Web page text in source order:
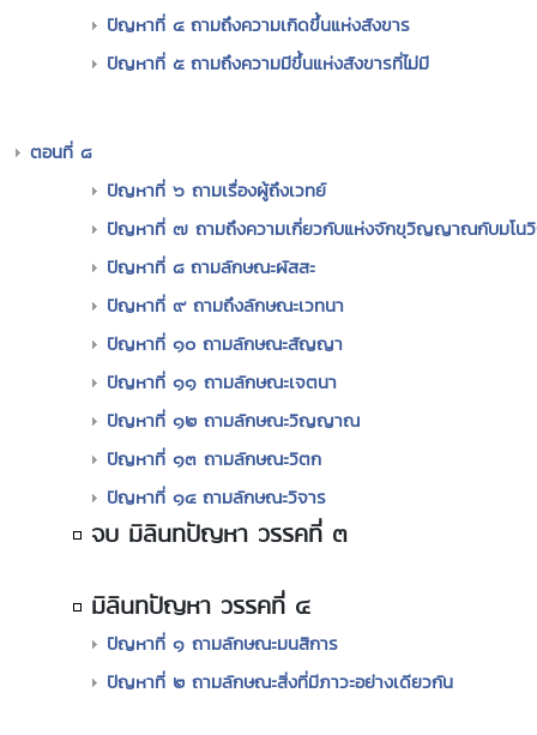
ปัญหาที่ ๔ ถามถึงความเกิดขึ้นแห่งสังขาร
ปัญหาที่ ๕ ถามถึงความมีขึ้นแห่งสังขารที่ไม่มี
ตอนที่ ๘
ปัญหาที่ ๖ ถามเรื่องผู้ถึงเวทย์
ปัญหาที่ ๗ ถามถึงความเกี่ยวกับแห่งจักขุวิญญาณกับมโ
ปัญหาที่ ๘ ถามลักษณะผัสสะ
ปัญหาที่ ๙ ถามถึงลักษณะเวทนา
ปัญหาที่ ๑๐ ถามลักษณะสัญญา
ปัญหาที่ ๑๑ ถามลักษณะเจตนา
ปัญหาที่ ๑๒ ถามลักษณะวิญญาณ
ปัญหาที่ ๑๓ ถามลักษณะวิตก
ปัญหาที่ ๑๔ ถามลักษณะวิจาร
จบ มิลินทปัญหา วรรคที่ ๓
มิลินทปัญหา วรรคที่ ๔
ปัญหาที่ ๑ ถามลักษณะมนสิการ
ปัญหาที่ ๒ ถามลักษณะสิ่งที่มีภาวะอย่างเดียวกัน